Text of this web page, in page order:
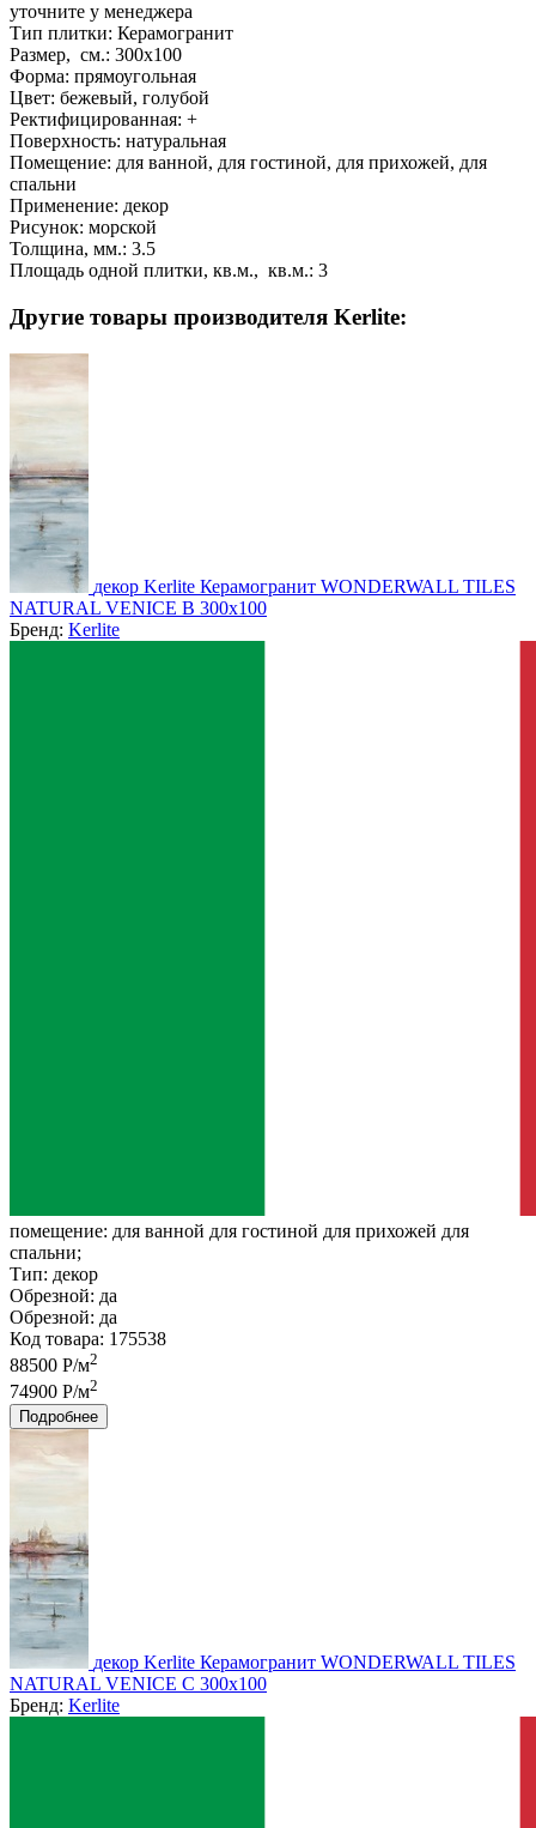
уточните у менеджера
Тип плитки: Керамогранит
Размер, см.: 300x100
Форма: прямоугольная
Цвет: бежевый, голубой
Ректифицированная: +
Поверхность: натуральная
Помещение: для ванной, для гостиной, для прихожей, для
спальни
Применение: декор
Рисунок: морской
Толщина, мм.: 3.5
Площадь одной плитки, кв.м., кв.м.: 3
Другие товары производителя Kerlite:
декор Kerlite Керамогранит WONDERWALL TILES
NATURAL VENICE B 300x100
Бренд: Kerlite
помещение: для ванной для гостиной для прихожей для
спальни;
Тип: декор
Обрезной: да
Обрезной: да
Код товара: 175538
88500 Р/м2
74900 Р/м2
Подробнее
декор Kerlite Керамогранит WONDERWALL TILES
NATURAL VENICE C 300x100
Бренд: Kerlite